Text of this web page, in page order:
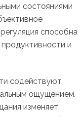
состояниями
способна
и
содействуют
ощущением.
изменяет